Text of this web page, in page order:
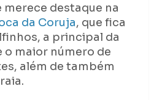
merece destaque na
da Coruja, que fica
a principal da
o maior número de
além de também